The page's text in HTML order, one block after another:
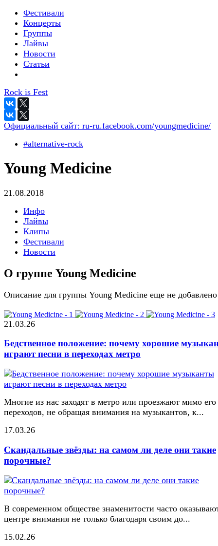
Фестивали
Концерты
Группы
Лайвы
Новости
Статьи
Rock is Fest
Официальный сайт: ru-ru.facebook.com/youngmedicine/
#alternative-rock
Young Medicine
21.08.2018
Инфо
Лайвы
Клипы
Фестивали
Новости
О группе Young Medicine
Описание для группы Young Medicine еще не добавлено
21.03.26
Бедственное положение: почему хорошие
играют песни в переходах метро
Многие из нас заходят в метро или проезжают мимо его
переходов, не обращая внимания на музыкантов, к...
17.03.26
Скандальные звёзды: на самом ли деле они такие
порочные?
В современном обществе знаменитости часто
центре внимания не только благодаря своим до...
15.02.26